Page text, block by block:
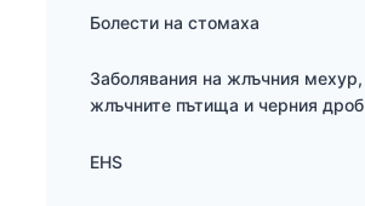
Болести на стомаха
Заболявания на жлъчния мехур,
жлъчните пътища и черния дроб
EHS